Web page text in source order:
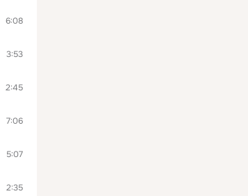
6:08
3:53
2:45
7:06
5:07
2:35